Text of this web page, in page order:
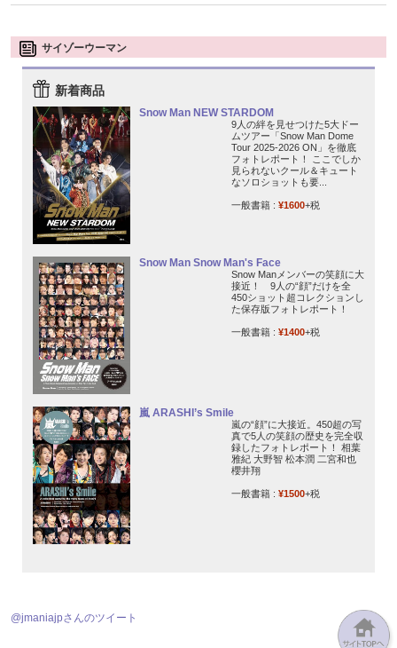
サイゾーウーマン
新着商品
Snow Man NEW STARDOM
9人の絆を見せつけた5大ドー
ムツアー「Snow Man Dome
Tour 2025-2026 ON」を徹底
フォトレポート！ ここでしか
見られないクール＆キュート
なソロショットも要...
一般書籍 : ¥1600+税
Snow Man Snow Man's Face
Snow Manメンバーの笑顔に大
接近！ 9人の“顔”だけを全
450ショット超コレクションし
た保存版フォトレポート！
一般書籍 : ¥1400+税
嵐 ARASHI’s Smile
嵐の“顔”に大接近。450超の写
真で5人の笑顔の歴史を完全収
録したフォトレポート！ 相葉
雅紀 大野智 松本潤 二宮和也
櫻井翔
一般書籍 : ¥1500+税
@jmaniajpさんのツイート